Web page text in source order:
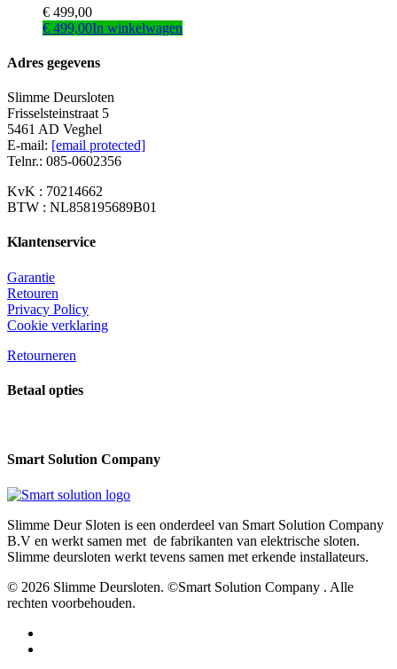
€ 499,00
€ 499,00In winkelwagen
Adres gegevens
Slimme Deursloten
Frisselsteinstraat 5
5461 AD Veghel
E-mail: [email protected]
Telnr.: 085-0602356
KvK : 70214662
BTW : NL858195689B01
Klantenservice
Garantie
Retouren
Privacy Policy
Cookie verklaring
Retourneren
Betaal opties
Smart Solution Company
Slimme Deur Sloten is een onderdeel van Smart Solution Company
B.V en werkt samen met de fabrikanten van elektrische sloten.
Slimme deursloten werkt tevens samen met erkende installateurs.
© 2026 Slimme Deursloten. ©Smart Solution Company . Alle
rechten voorbehouden.